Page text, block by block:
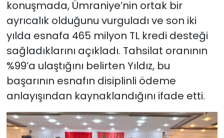
konuşmada, Ümraniye’nin ortak bir
ayrıcalık olduğunu vurguladı ve son iki
yılda esnafa 465 milyon TL kredi desteği
sağladıklarını açıkladı. Tahsilat oranının
%99’a ulaştığını belirten Yıldız, bu
başarının esnafın disiplinli ödeme
anlayışından kaynaklandığını ifade etti.